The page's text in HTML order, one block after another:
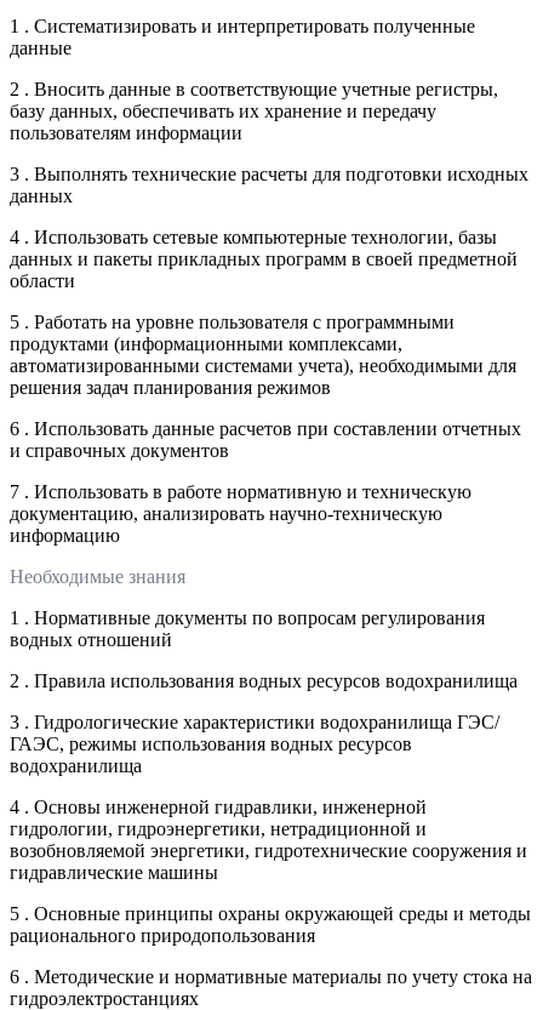
1 . Систематизировать и интерпретировать полученные
данные
2 . Вносить данные в соответствующие учетные регистры,
базу данных, обеспечивать их хранение и передачу
пользователям информации
3 . Выполнять технические расчеты для подготовки исходных
данных
4 . Использовать сетевые компьютерные технологии, базы
данных и пакеты прикладных программ в своей предметной
области
5 . Работать на уровне пользователя с программными
продуктами (информационными комплексами,
автоматизированными системами учета), необходимыми для
решения задач планирования режимов
6 . Использовать данные расчетов при составлении отчетных
и справочных документов
7 . Использовать в работе нормативную и техническую
документацию, анализировать научно-техническую
информацию
Необходимые знания
1 . Нормативные документы по вопросам регулирования
водных отношений
2 . Правила использования водных ресурсов водохранилища
3 . Гидрологические характеристики водохранилища ГЭС/
ГАЭС, режимы использования водных ресурсов
водохранилища
4 . Основы инженерной гидравлики, инженерной
гидрологии, гидроэнергетики, нетрадиционной и
возобновляемой энергетики, гидротехнические сооружения и
гидравлические машины
5 . Основные принципы охраны окружающей среды и методы
рационального природопользования
6 . Методические и нормативные материалы по учету стока на
гидроэлектростанциях